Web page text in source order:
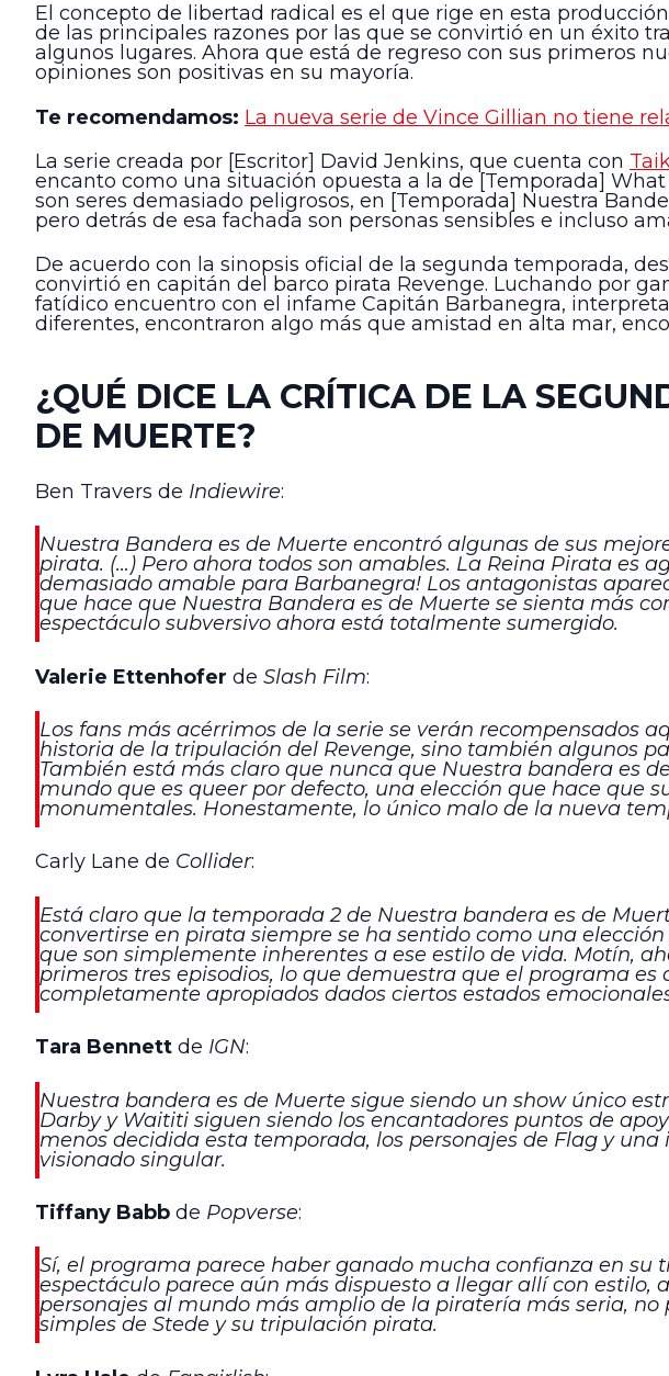
El concepto de libertad radical es el que rige en esta
de las principales razones por las que se convirtió en un éxito
algunos lugares. Ahora que está de regreso con sus primeros
opiniones son positivas en su mayoría.
Te recomendamos: La nueva serie de Vince Gillian no tiene
La serie creada por [Escritor] David Jenkins, que cuenta con
encanto como una situación opuesta a la de [Temporada]
son seres demasiado peligrosos, en [Temporada] Nuestra
pero detrás de esa fachada son personas sensibles e incluso
De acuerdo con la sinopsis oficial de la segunda temporada,
convirtió en capitán del barco pirata Revenge. Luchando por
fatídico encuentro con el infame Capitán Barbanegra,
diferentes, encontraron algo más que amistad en alta mar,
¿QUÉ DICE LA CRÍTICA DE LA
DE MUERTE?
Ben Travers de Indiewire:
Nuestra Bandera es de Muerte encontró algunas de sus
pirata. (…) Pero ahora todos son amables. La Reina Pirata es
demasiado amable para Barbanegra! Los antagonistas
que hace que Nuestra Bandera es de Muerte se sienta más
espectáculo subversivo ahora está totalmente sumergido.
Valerie Ettenhofer de Slash Film:
Los fans más acérrimos de la serie se verán recompensados
historia de la tripulación del Revenge, sino también algunos
También está más claro que nunca que Nuestra bandera es
mundo que es queer por defecto, una elección que hace que
monumentales. Honestamente, lo único malo de la nueva
Carly Lane de Collider:
Está claro que la temporada 2 de Nuestra bandera es de
convertirse en pirata siempre se ha sentido como una
que son simplemente inherentes a ese estilo de vida. Motín,
primeros tres episodios, lo que demuestra que el programa
completamente apropiados dados ciertos estados
Tara Bennett de IGN:
Nuestra bandera es de Muerte sigue siendo un show único
Darby y Waititi siguen siendo los encantadores puntos de
menos decidida esta temporada, los personajes de Flag y
visionado singular.
Tiffany Babb de Popverse:
Sí, el programa parece haber ganado mucha confianza en
espectáculo parece aún más dispuesto a llegar allí con
personajes al mundo más amplio de la piratería más seria,
simples de Stede y su tripulación pirata.